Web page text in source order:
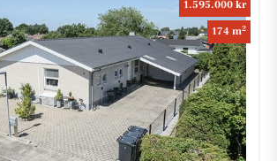
1.595.000 kr
174 m2